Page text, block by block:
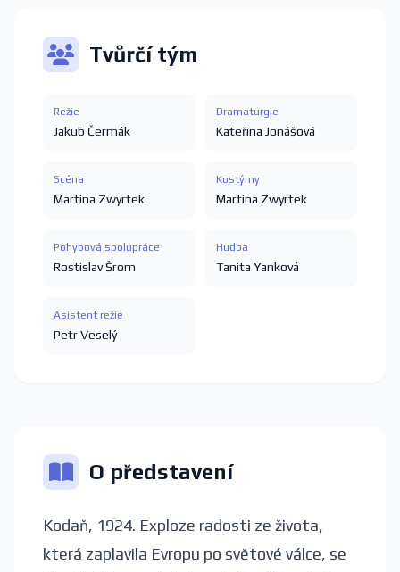
Tvůrčí tým
Režie
Jakub Čermák
Dramaturgie
Kateřina Jonášová
Scéna
Martina Zwyrtek
Kostýmy
Martina Zwyrtek
Pohybová spolupráce
Rostislav Šrom
Hudba
Tanita Yanková
Asistent režie
Petr Veselý
O představení
Kodaň, 1924. Exploze radosti ze života,
která zaplavila Evropu po světové válce, se